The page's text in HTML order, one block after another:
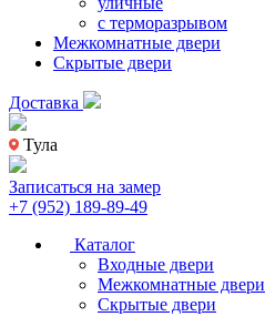
с терморазрывом
Межкомнатные двери
Скрытые двери
Доставка
Тула
Записаться на замер
+7 (952) 189-89-49
Каталог
Входные двери
Межкомнатные двери
Скрытые двери